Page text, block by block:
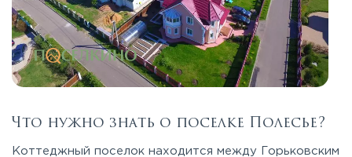
Что нужно знать о поселке Полесье?
Коттеджный поселок находится между Горьковским